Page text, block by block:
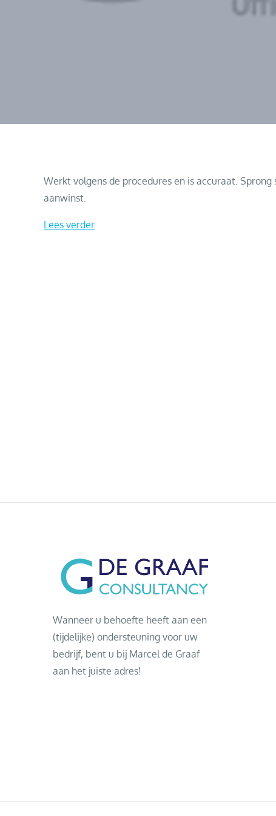
Werkt volgens de procedures en is accuraat.
aanwinst.
Lees verder
Wanneer u behoefte heeft aan een
(tijdelijke) ondersteuning voor uw
bedrijf, bent u bij Marcel de Graaf
aan het juiste adres!